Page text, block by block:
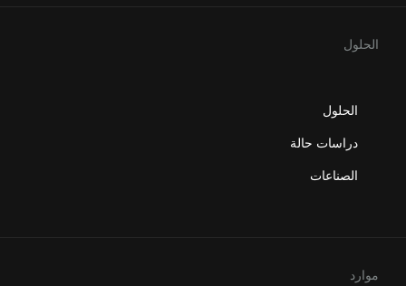
الحلول
الحلول
دراسات حالة
الصناعات
موارد